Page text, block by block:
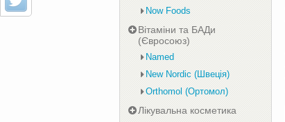
Now Foods
Вітаміни та БАДи
(Євросоюз)
Named
New Nordic (Швеція)
Orthomol (Ортомол)
Лікувальна косметика